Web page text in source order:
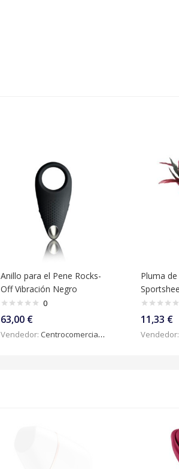
Anillo para el Pene Rocks-
Off Vibración Negro
0
63,00 €
Vendedor: Centrocomercialdigital
Pluma
11,33 €
Vendedor: